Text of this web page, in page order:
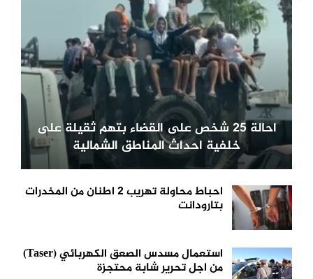
احالة 25 شخص على القضاء بتهم ثقيلة على
خلفية احداث المناطق الشمالية
احباط محاولة تهريب 2 اطنان من المخدرات
بتارودانت
استعمال مسدس الصعق الكهربائي (Taser)
من اجل تحرير شابة محتجزة